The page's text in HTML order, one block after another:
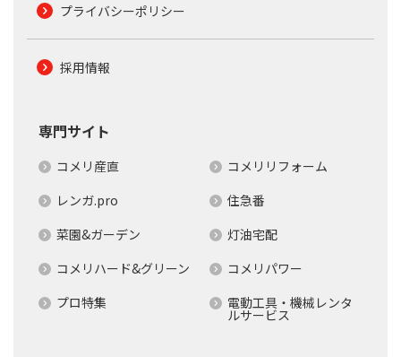
プライバシーポリシー
採用情報
専門サイト
コメリ産直
コメリリフォーム
レンガ.pro
住急番
菜園&ガーデン
灯油宅配
コメリハード&グリーン
コメリパワー
プロ特集
電動工具・機械レンタ
ルサービス